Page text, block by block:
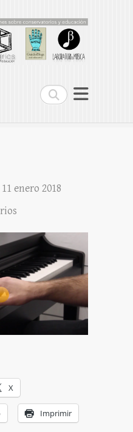
Buscar
11 enero 2018
X
Imprimir